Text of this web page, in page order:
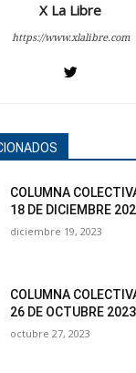
X La Libre
https://www.xlalibre.com
COLUMNA
18 DE DICIEMBRE
diciembre 19, 2023
COLUMNA
26 DE OCTUBRE 2023
octubre 27, 2023